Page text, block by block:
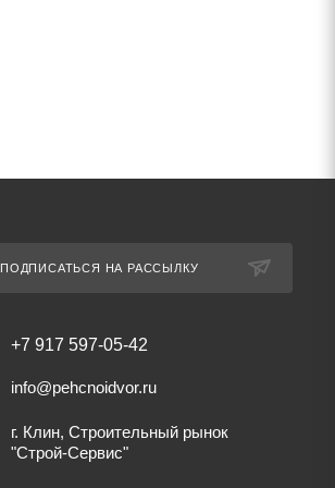
ПОДПИСАТЬСЯ НА РАССЫЛКУ
+7 917 597-05-42
info@pehcnoidvor.ru
г. Клин, Строительный рынок
"Строй-Сервис"